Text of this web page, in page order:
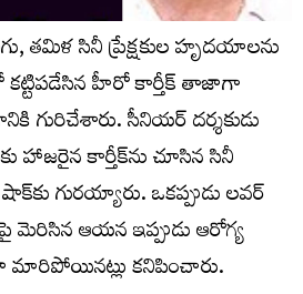
తమిళ సినీ ప్రేక్షకుల హృదయాలను
కట్టిపడేసిన హీరో కార్తీక్ తాజాగా
గురిచేశారు. సీనియర్ దర్శకుడు
హాజరైన కార్తీక్‌ను చూసిన సినీ
గురయ్యారు. ఒకప్పుడు లవర్
ఆయన ఇప్పుడు ఆరోగ్య
కనిపించారు.